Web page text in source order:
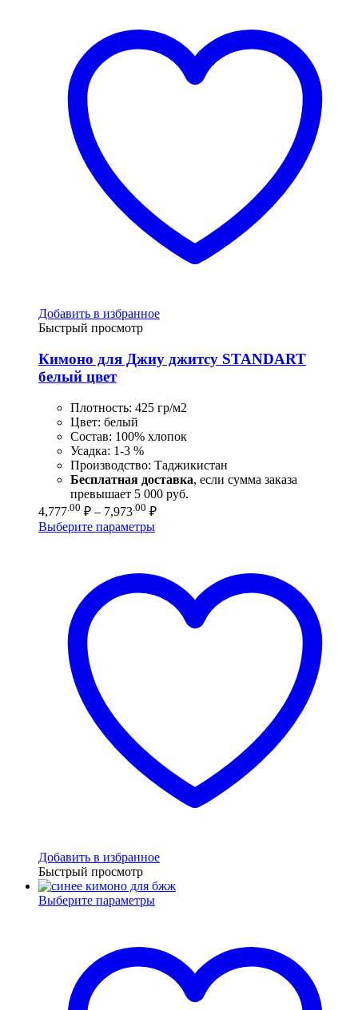
Добавить в избранное
Быстрый просмотр
Кимоно для Джиу джитсу STANDART
белый цвет
Плотность: 425 гр/м2
Цвет: белый
Состав: 100% хлопок
Усадка: 1-3 %
Производство: Таджикистан
Бесплатная доставка, если сумма заказа
превышает 5 000 руб.
4,777 .00 ₽ – 7,973 .00 ₽Диапазон
Выберите параметры
Добавить в избранное
Быстрый просмотр
Выберите параметры